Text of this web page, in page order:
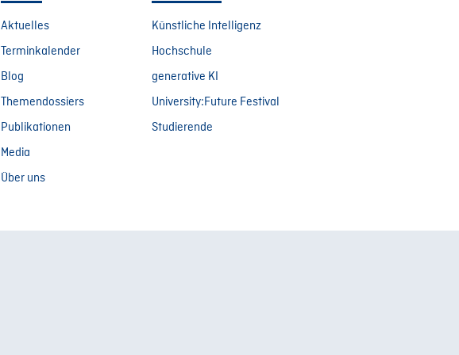
Aktuelles
Terminkalender
Blog
Themendossiers
Publikationen
Media
Über uns
Künstliche Intelligenz
Hochschule
generative KI
University:Future Festival
Studierende